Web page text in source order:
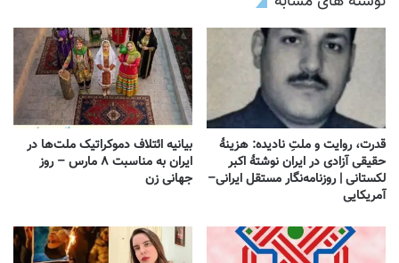
قدرت، روایت و ملتِ نادیده: هزینهٔ
حقیقی آزادی در ایران نوشتهٔ اکبر
لکستانی | روزنامه‌نگار مستقل ایرانی–
آمریکایی
بیانیه ائتلاف دموکراتیک ملت‌ها در
ایران به مناسبت ۸ مارس – روز
جهانی زن